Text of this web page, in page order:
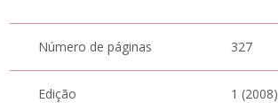
Número de páginas 327
Edição 1 (2008)